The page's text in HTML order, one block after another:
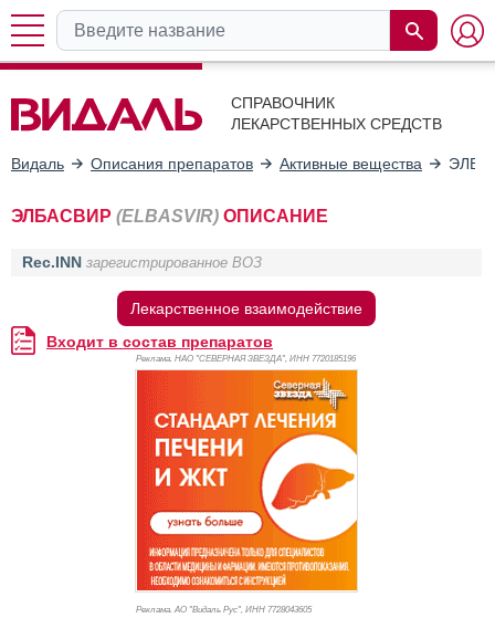
СПРАВОЧНИК
ЛЕКАРСТВЕННЫХ СРЕДСТВ
Видаль Описания препаратов Активные вещества
ЭЛБАСВИР (ELBASVIR) ОПИСАНИЕ
Rec.INN зарегистрированное ВОЗ
Лекарственное взаимодействие
Входит в состав препаратов
Реклама. НАО "СЕВЕРНАЯ ЗВЕЗДА", ИНН 7720185196
Реклама. АО "Видаль Рус", ИНН 7728043605